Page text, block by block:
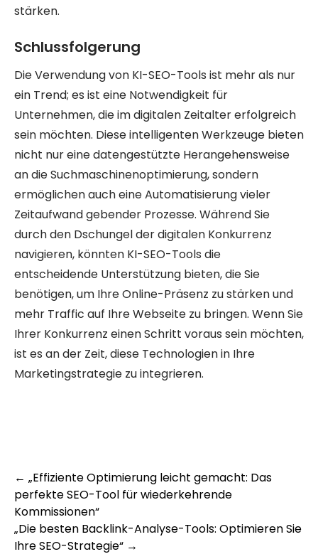
stärken.
Schlussfolgerung
Die Verwendung von KI-SEO-Tools ist mehr als nur
ein Trend; es ist eine Notwendigkeit für
Unternehmen, die im digitalen Zeitalter erfolgreich
sein möchten. Diese intelligenten Werkzeuge bieten
nicht nur eine datengestützte Herangehensweise
an die Suchmaschinenoptimierung, sondern
ermöglichen auch eine Automatisierung vieler
Zeitaufwand gebender Prozesse. Während Sie
durch den Dschungel der digitalen Konkurrenz
navigieren, könnten KI-SEO-Tools die
entscheidende Unterstützung bieten, die Sie
benötigen, um Ihre Online-Präsenz zu stärken und
mehr Traffic auf Ihre Webseite zu bringen. Wenn Sie
Ihrer Konkurrenz einen Schritt voraus sein möchten,
ist es an der Zeit, diese Technologien in Ihre
Marketingstrategie zu integrieren.
Post
navigation
← „Effiziente Optimierung leicht gemacht: Das
perfekte SEO-Tool für wiederkehrende
Kommissionen“
„Die besten Backlink-Analyse-Tools: Optimieren Sie
Ihre SEO-Strategie“ →